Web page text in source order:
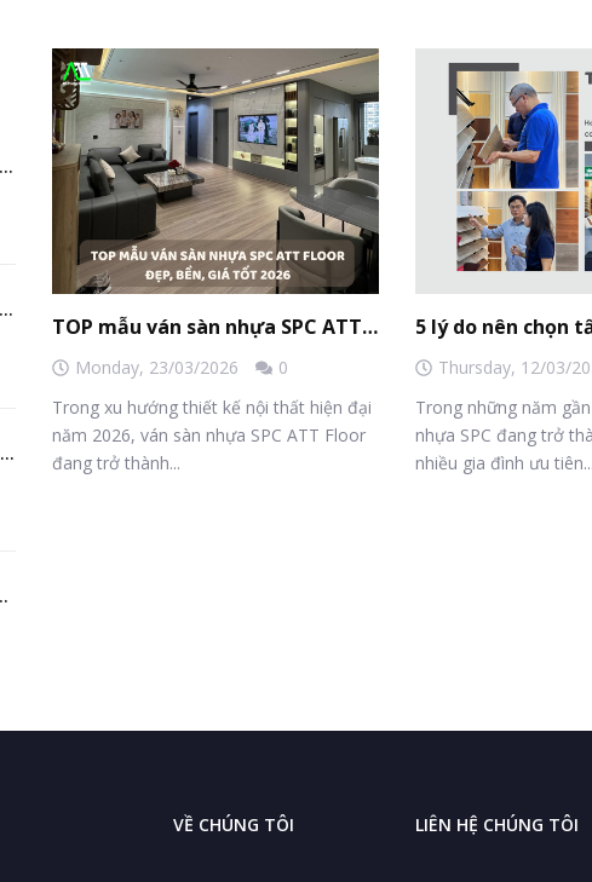
TOP mẫu ván sàn nhựa SPC ATT Floor đẹp, bền, giá tốt 2026
Monday, 23/03/2026
0
Trong xu hướng thiết kế nội thất hiện đại
năm 2026, ván sàn nhựa SPC ATT Floor
đang trở thành...
Thursday, 12/03/
Trong những năm
nhựa SPC đang trở
nhiều gia đình ưu tiên...
Trần Nhựa Hèm Khóa Có Đáng Đầu Tư? Góc Nhìn Từ Nhà Máy Sản Xuất
Hộp lam sóng nhựa: Giải pháp tạo điểm nhấn nội thất hiện đại, bền đẹp
Tấm Nano Giả Đá: Giải Pháp Thay Thế Đá Tự Nhiên Đẹp, Bền Và Tiết Kiệm
Biệt Nằm Ở Đâu?
VỀ CHÚNG TÔI LIÊN HỆ CHÚNG TÔI